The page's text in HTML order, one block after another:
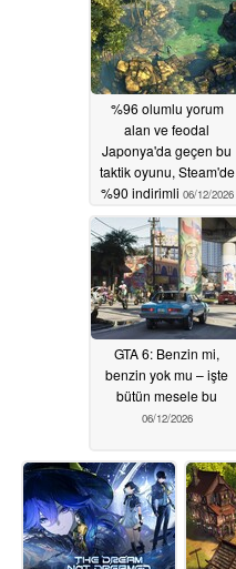
%96 olumlu yorum
alan ve feodal
Japonya'da geçen bu
taktik oyunu, Steam'de
%90 indirimli 06/12/2026
GTA 6: Benzin mi,
benzin yok mu – işte
bütün mesele bu
06/12/2026